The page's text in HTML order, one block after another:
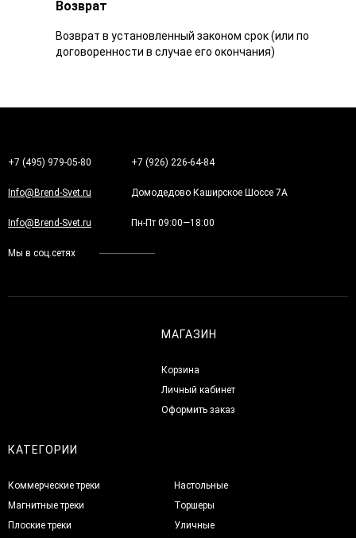
Возврат
Возврат в установленный законом срок (или по
договоренности в случае его окончания)
+7 (495) 979-05-80 +7 (926) 226-64-84
Info@Brend-Svet.ru Домодедово Каширское Шоссе 7А
Info@Brend-Svet.ru Пн-Пт 09:00—18:00
Мы в соц.сетях
МАГАЗИН
Корзина
Личный кабинет
Оформить заказ
КАТЕГОРИИ
Коммерческие треки
Магнитные треки
Плоские треки
Настольные
Торшеры
Уличные